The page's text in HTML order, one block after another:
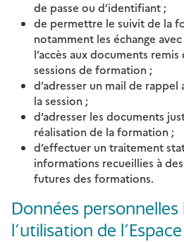
de passe ou d’identifiant ;
de permettre le suivit de la
notamment les échange
l’accès aux documents
sessions de formation ;
d’adresser un mail de rappel
la session ;
d’adresser les documents
réalisation de la formation ;
d’effectuer un traitement
informations recueillies à
futures des formations.
Données personnelles
l’utilisation de